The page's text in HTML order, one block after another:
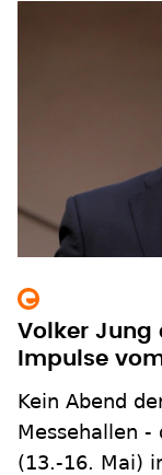
Volker Jung
Impulse
Kein Abend
Messehallen -
(13.-16. Mai)